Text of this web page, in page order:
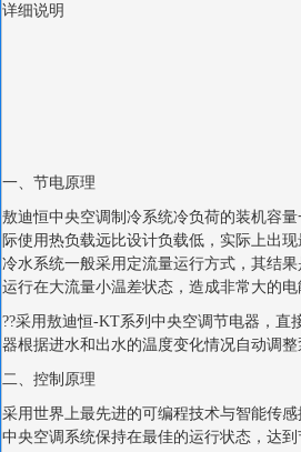
详细说明
一、节电原理
敖迪恒中央空调制冷系统冷负荷的装机容
际使用热负载远比设计负载低，实际上出
冷水系统一般采用定流量运行方式，其结
运行在大流量小温差状态，造成非常大的电
??采用敖迪恒-KT系列中央空调节电器，
器根据进水和出水的温度变化情况自动调
二、控制原理
采用世界上最先进的可编程技术与智能传
中央空调系统保持在最佳的运行状态，达到